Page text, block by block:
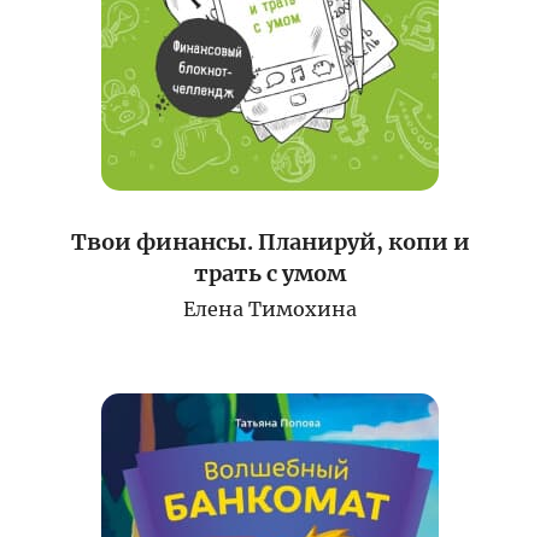
Твои финансы. Планируй, копи и
трать с умом
Елена Тимохина